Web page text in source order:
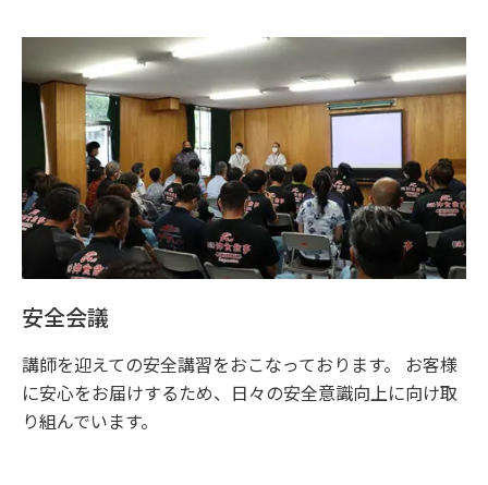
安全会議
講師を迎えての安全講習をおこなっております。 お客様
に安心をお届けするため、日々の安全意識向上に向け取
り組んでいます。